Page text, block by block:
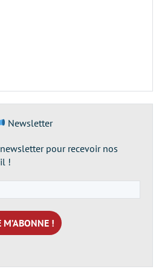
Newsletter
pour recevoir nos
!
e-
mail
*